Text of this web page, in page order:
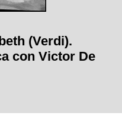
(Verdi).
con Victor De